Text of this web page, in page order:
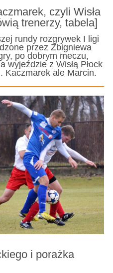
czyli Wisła
trenerzy, tabela]
rundy rozgrywek I ligi
przez Zbigniewa
po dobrym meczu,
wyjeździe z Wisłą Płock
Kaczmarek ale Marcin.
i porażka